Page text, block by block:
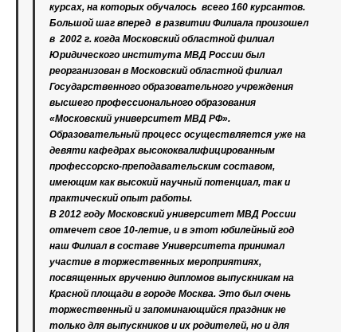
курсах, на которых обучалось всего 160 курсантов.
Большой шаг вперед в развитии Филиала произошел
в 2002 г. когда Московский областной филиал
Юридического института МВД России был
реорганизован в Московский областной филиал
Государственного образовательного учреждения
высшего профессионального образования
«Московский университет МВД РФ».
Образовательный процесс осуществляется уже на
девяти кафедрах высококвалифицированным
профессорско-преподавательским составом,
имеющим как высокий научный потенциал, так и
практический опыт работы.
В 2012 году Московский университет МВД России
отмечет свое 10-летие, и в этот юбилейный год
наш Филиал в составе Университета принимал
участие в торжественных мероприятиях,
посвященных вручению дипломов выпускникам на
Красной площади в городе Москва. Это был очень
торжественный и запоминающийся праздник не
только для выпускников и их родителей, но и для